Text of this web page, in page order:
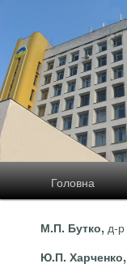
Головна
М.П. Бутко, д-р
Ю.П. Харченко,